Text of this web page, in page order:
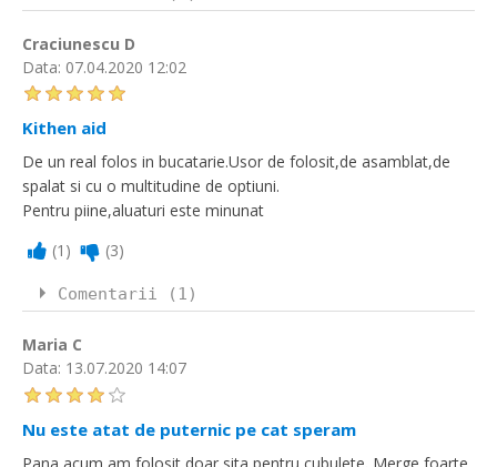
Craciunescu D
Data: 07.04.2020 12:02
Kithen aid
De un real folos in bucatarie.Usor de folosit,de asamblat,de
spalat si cu o multitudine de optiuni.
Pentru piine,aluaturi este minunat
(1 ) (3)
Comentarii (1)
Maria C
Data: 13.07.2020 14:07
Nu este atat de puternic pe cat speram